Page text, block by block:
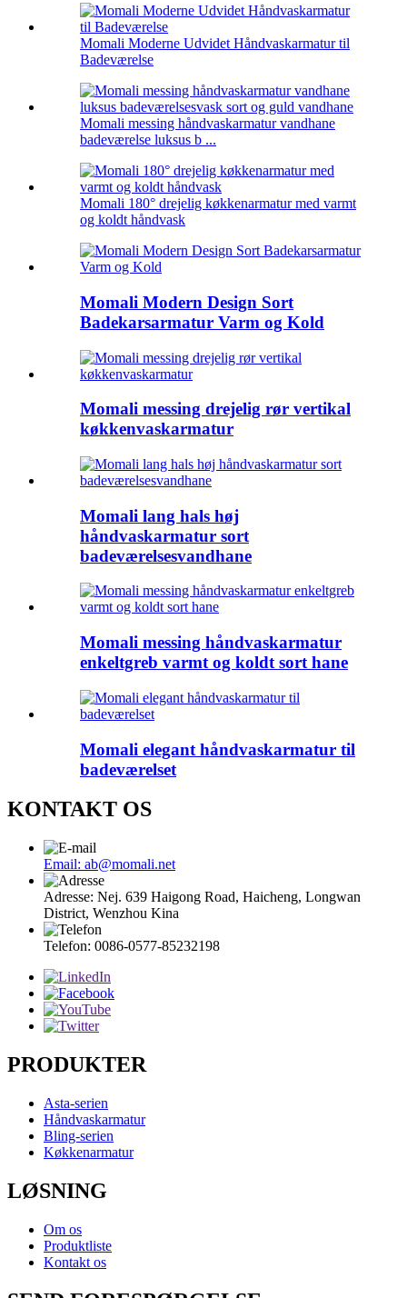
Momali Moderne Udvidet Håndvaskarmatur til
Badeværelse
Momali messing håndvaskarmatur vandhane
badeværelse luksus b ...
Momali 180° drejelig køkkenarmatur med varmt
og koldt håndvask
Momali Modern Design Sort
Badekarsarmatur Varm og Kold
Momali messing drejelig rør vertikal
køkkenvaskarmatur
Momali lang hals høj
håndvaskarmatur sort
badeværelsesvandhane
Momali messing håndvaskarmatur
enkeltgreb varmt og koldt sort hane
Momali elegant håndvaskarmatur til
badeværelset
KONTAKT OS
Email: ab@momali.net
Adresse: Nej. 639 Haigong Road, Haicheng, Longwan
District, Wenzhou Kina
Telefon: 0086-0577-85232198
PRODUKTER
Asta-serien
Håndvaskarmatur
Bling-serien
Køkkenarmatur
LØSNING
Om os
Produktliste
Kontakt os